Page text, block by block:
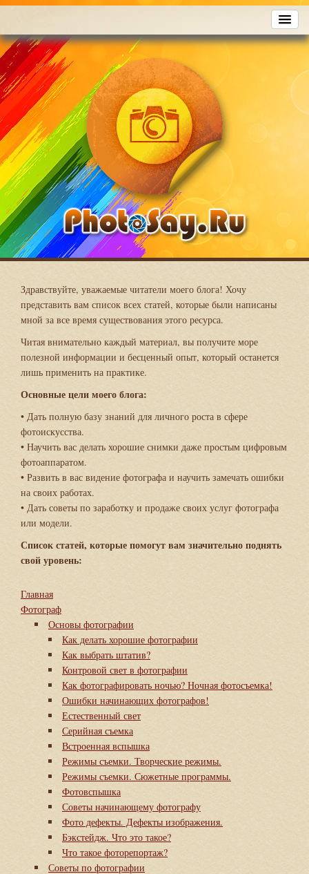
Здравствуйте, уважаемые читатели моего блога! Хочу
представить вам список всех статей, которые были написаны
мной за все время существования этого ресурса.
Читая внимательно каждый материал, вы получите море
полезной информации и бесценный опыт, который останется
лишь применить на практике.
Основные цели моего блога:
• Дать полную базу знаний для личного роста в сфере
фотоискусства.
• Научить вас делать хорошие снимки даже простым цифровым
фотоаппаратом.
• Развить в вас видение фотографа и научить замечать ошибки
на своих работах.
• Дать советы по заработку и продаже своих услуг фотографа
или модели.
Список статей, которые помогут вам значительно поднять
свой уровень:
Главная
Фотограф
Основы фотографии
Как делать хорошие фотографии
Как выбрать штатив?
Контровой свет в фотографии
Как фотографировать ночью? Ночная фотосъемка!
Ошибки начинающих фотографов!
Естественный свет
Серийная съемка
Встроенная вспышка
Режимы съемки. Творческие режимы.
Режимы съемки. Сюжетные программы.
Фотовспышка
Советы начинающему фотографу
Фото дефекты. Дефекты изображения.
Бэкстейдж. Что это такое?
Что такое фоторепортаж?
Советы по фотографии